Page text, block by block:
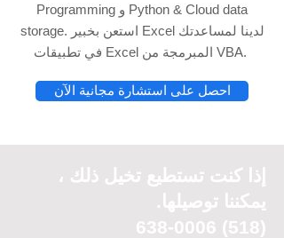
Programming و Python & Cloud data
storage. استعن بخبير Excel لدينا لمساعدتك
في تطبيقات Excel المبرمجة من VBA.
احصل على استشارة مجانية الآن
إذا كنت تستطيع تخيل ذلك ،
يمكننا توصيلها.
(518) 638-0006